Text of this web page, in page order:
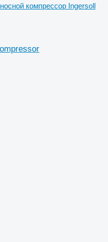
компрессор Ingersoll